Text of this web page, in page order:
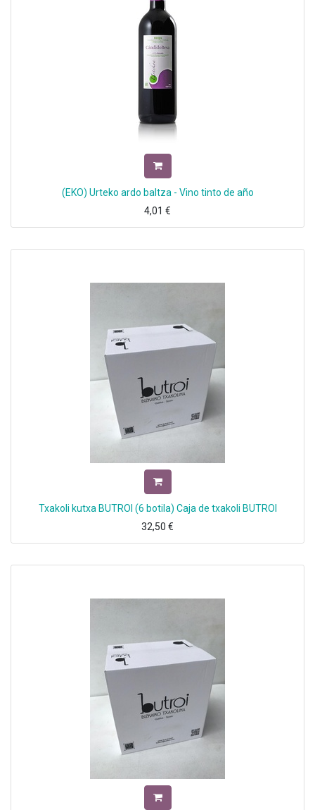
(EKO) Urteko ardo baltza - Vino tinto de año
4,01 €
Txakoli kutxa BUTROI (6 botila) Caja de txakoli BUTROI
32,50 €